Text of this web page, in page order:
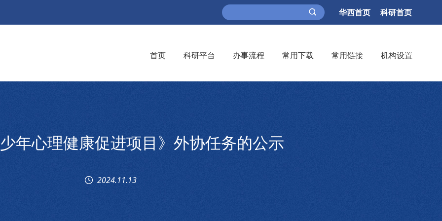
华西首页 科研首页
首页 科研平台 办事流程 常用下载 常用链接 机构设置
年心理健康促进项目》外协任务的公示
2024.11.13